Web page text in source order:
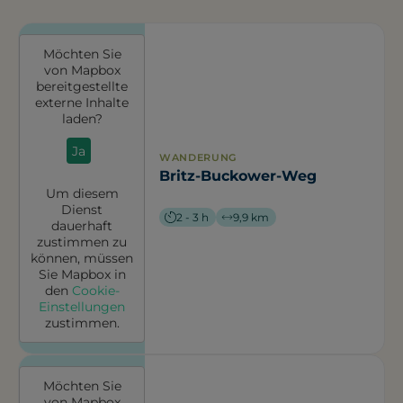
Möchten Sie
von Mapbox
bereitgestellte
externe Inhalte
laden?
Ja
Um diesem
Dienst
dauerhaft
zustimmen zu
können, müssen
Sie Mapboxin
den Cookie-
Einstellungen
zustimmen.
WANDERUNG
Britz-Buckower-Weg
2 - 3 h 9,9 km
Möchten Sie